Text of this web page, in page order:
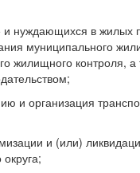
и нуждающихся в
муниципального
жилищного контроля,
и организация
и (или)